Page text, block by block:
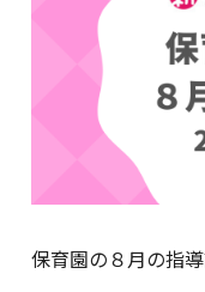
保育園の８月の指